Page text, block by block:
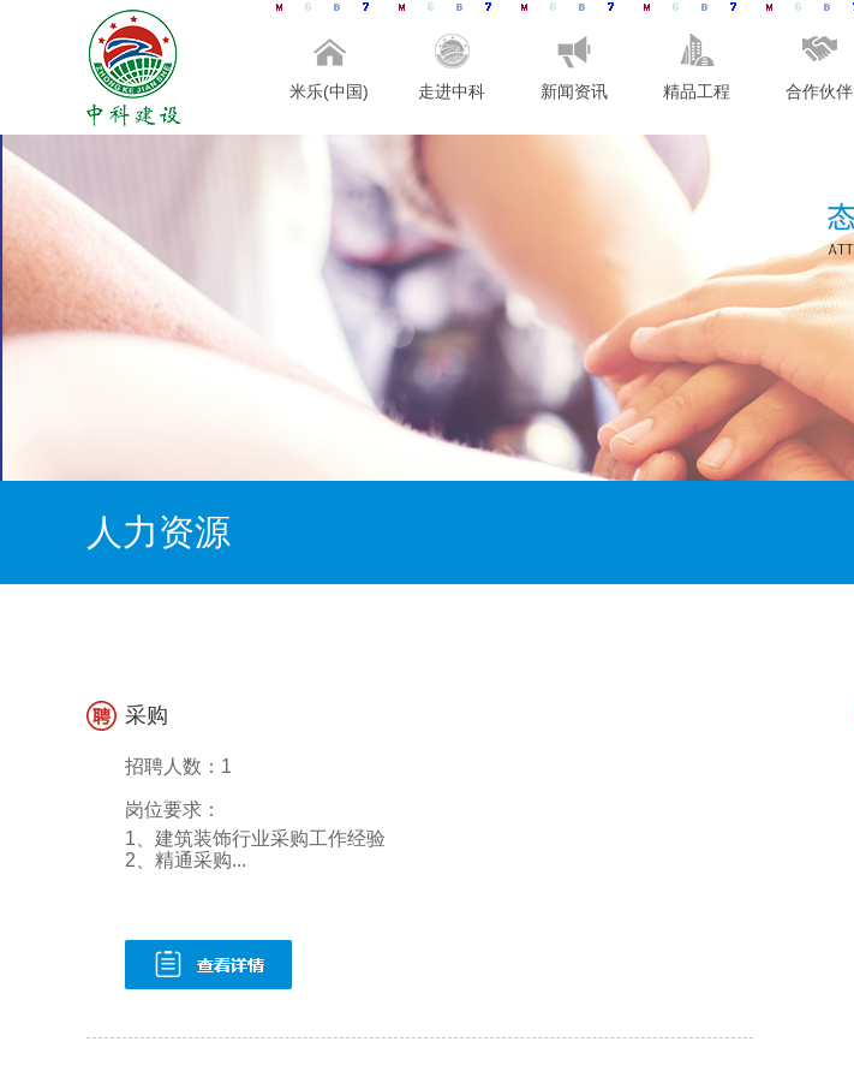
米乐(中国) 走进中科 新闻资讯 精品工程 合作伙伴
人力资源
采购
招聘人数：1
岗位要求：
1、建筑装饰行业采购工作经验
2、精通采购...